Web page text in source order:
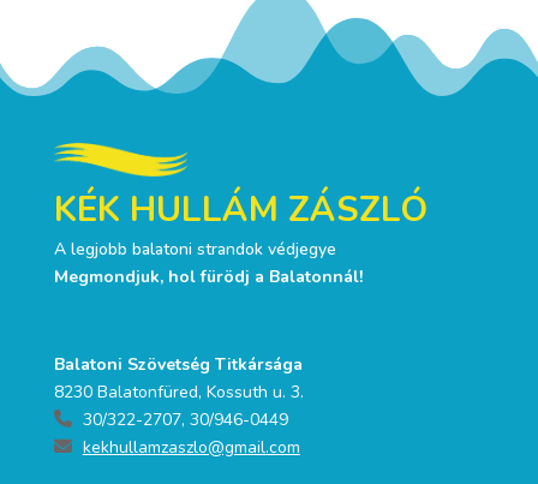
KÉK HULLÁM ZÁSZLÓ
A legjobb balatoni strandok védjegye
Megmondjuk, hol fürödj a Balatonnál!
Balatoni Szövetség Titkársága
8230 Balatonfüred, Kossuth u. 3.
30/322-2707, 30/946-0449
kekhullamzaszlo@gmail.com